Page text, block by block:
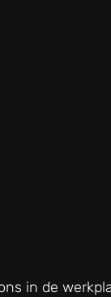
in de